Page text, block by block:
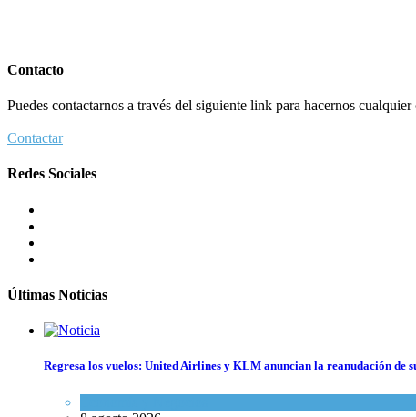
Contacto
Puedes contactarnos a través del siguiente link para hacernos
Contactar
Redes Sociales
Últimas Noticias
Regresa los vuelos: United Airlines y KLM anuncian la reanudación de